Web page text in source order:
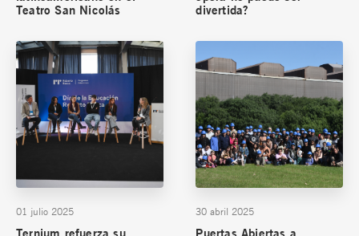
Teatro San Nicolás
divertida?
01 julio 2025 30 abril 2025